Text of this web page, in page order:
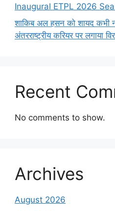
Inaugural ETPL 2026
शाकिब अल हसन को शायद कभी न
अंतरराष्ट्रीय करियर पर लगाया
Recent
No comments to show.
Archives
August 2026